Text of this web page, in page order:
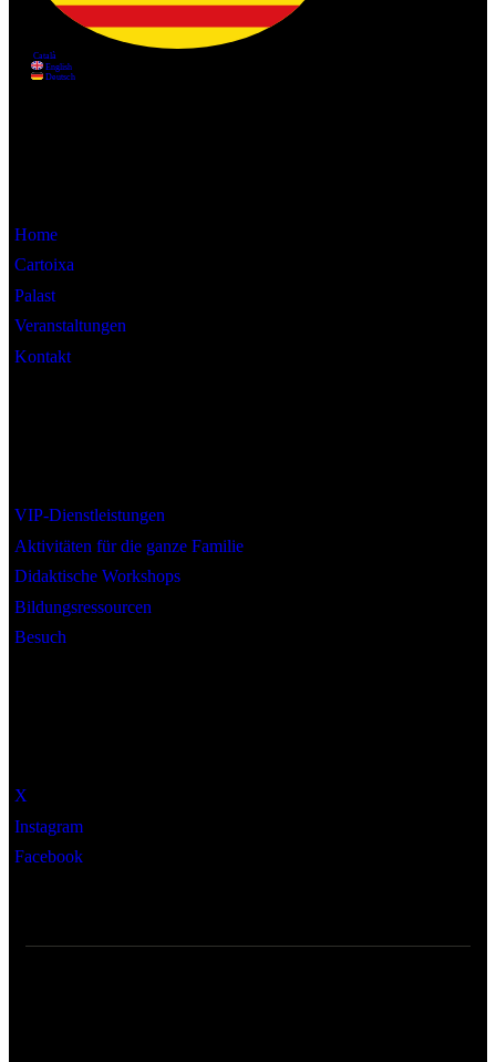
Home
Cartoixa
Palast
Veranstaltungen
Kontakt
VIP-Dienstleistungen
Aktivitäten für die ganze Familie
Didaktische Workshops
Bildungsressourcen
Besuch
X
Instagram
Facebook